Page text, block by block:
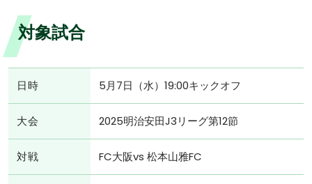
対象試合
日時 5月7日（水）19:00キックオフ
大会 2025明治安田J3リーグ第12節
対戦 FC大阪vs 松本山雅FC